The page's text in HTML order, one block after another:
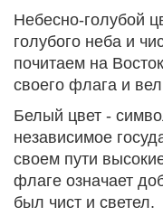
Небесно-голубой
голубого неба и
почитаем на
своего флага и
Белый цвет -
независимое
своем пути
флаге означает
был чист и светел.